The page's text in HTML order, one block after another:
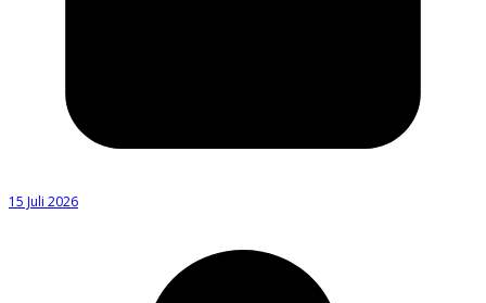
15 Juli 2026